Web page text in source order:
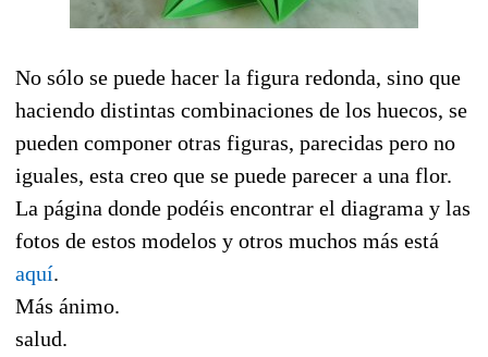
No sólo se puede hacer la figura redonda, sino que
haciendo distintas combinaciones de los huecos, se
pueden componer otras figuras, parecidas pero no
iguales, esta creo que se puede parecer a una flor.
La página donde podéis encontrar el diagrama y las
fotos de estos modelos y otros muchos más está
aquí.
Más ánimo.
salud.